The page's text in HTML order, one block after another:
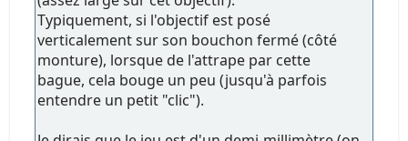
Typiquement, si l'objectif est posé
verticalement sur son bouchon fermé (côté
monture), lorsque de l'attrape par cette
bague, cela bouge un peu (jusqu'à parfois
entendre un petit "clic").